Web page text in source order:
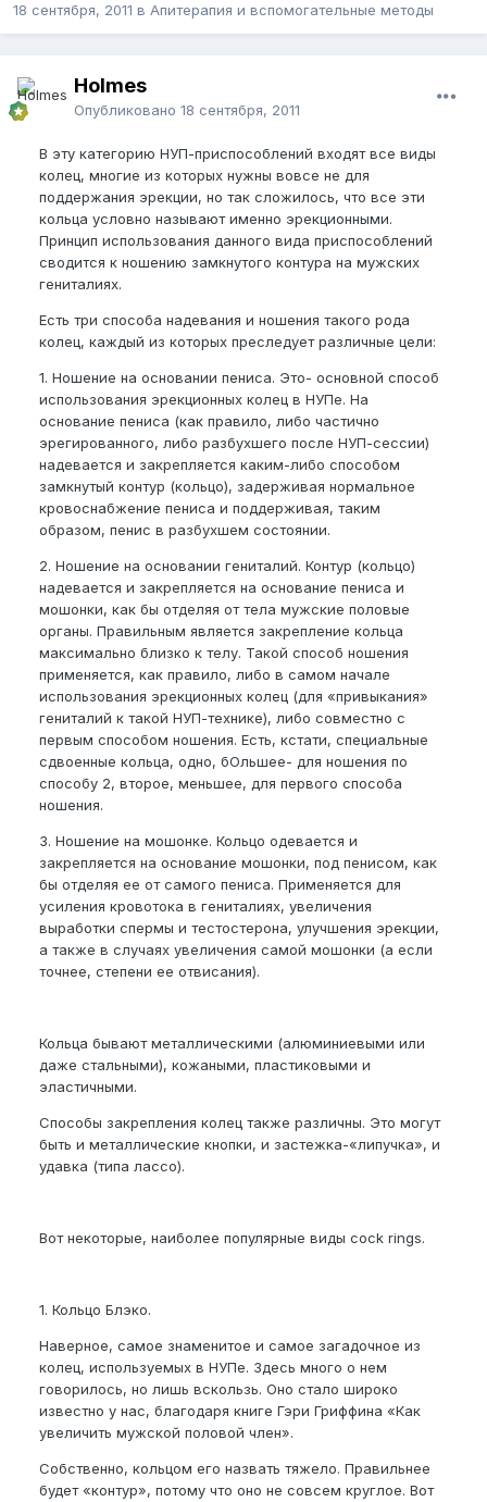
18 сентября, 2011 в Апитерапия и вспомогательные методы
Holmes
Опубликовано 18 сентября, 2011
В эту категорию НУП-приспособлений входят все виды
колец, многие из которых нужны вовсе не для
поддержания эрекции, но так сложилось, что все эти
кольца условно называют именно эрекционными.
Принцип использования данного вида приспособлений
сводится к ношению замкнутого контура на мужских
гениталиях.
Есть три способа надевания и ношения такого рода
колец, каждый из которых преследует различные цели:
1. Ношение на основании пениса. Это- основной способ
использования эрекционных колец в НУПе. На
основание пениса (как правило, либо частично
эрегированного, либо разбухшего после НУП-сессии)
надевается и закрепляется каким-либо способом
замкнутый контур (кольцо), задерживая нормальное
кровоснабжение пениса и поддерживая, таким
образом, пенис в разбухшем состоянии.
2. Ношение на основании гениталий. Контур (кольцо)
надевается и закрепляется на основание пениса и
мошонки, как бы отделяя от тела мужские половые
органы. Правильным является закрепление кольца
максимально близко к телу. Такой способ ношения
применяется, как правило, либо в самом начале
использования эрекционных колец (для «привыкания»
гениталий к такой НУП-технике), либо совместно с
первым способом ношения. Есть, кстати, специальные
сдвоенные кольца, одно, бОльшее- для ношения по
способу 2, второе, меньшее, для первого способа
ношения.
3. Ношение на мошонке. Кольцо одевается и
закрепляется на основание мошонки, под пенисом, как
бы отделяя ее от самого пениса. Применяется для
усиления кровотока в гениталиях, увеличения
выработки спермы и тестостерона, улучшения эрекции,
а также в случаях увеличения самой мошонки (а если
точнее, степени ее отвисания).
Кольца бывают металлическими (алюминиевыми или
даже стальными), кожаными, пластиковыми и
эластичными.
Способы закрепления колец также различны. Это могут
быть и металлические кнопки, и застежка-«липучка», и
удавка (типа лассо).
Вот некоторые, наиболее популярные виды cock rings.
1. Кольцо Блэко.
Наверное, самое знаменитое и самое загадочное из
колец, используемых в НУПе. Здесь много о нем
говорилось, но лишь вскользь. Оно стало широко
известно у нас, благодаря книге Гэри Гриффина «Как
увеличить мужской половой член».
Собственно, кольцом его назвать тяжело. Правильнее
будет «контур», потому что оно не совсем круглое. Вот